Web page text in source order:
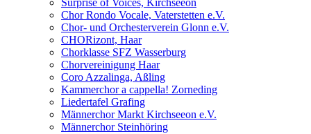
Surprise of Voices, Kirchseeon
Chor Rondo Vocale, Vaterstetten e.V.
Chor- und Orchesterverein Glonn e.V.
CHORizont, Haar
Chorklasse SFZ Wasserburg
Chorvereinigung Haar
Coro Azzalinga, Aßling
Kammerchor a cappella! Zorneding
Liedertafel Grafing
Männerchor Markt Kirchseeon e.V.
Männerchor Steinhöring